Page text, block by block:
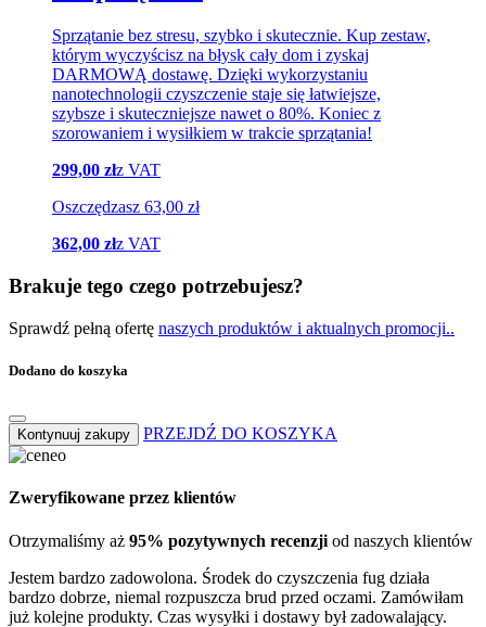
Sprzątanie bez stresu, szybko i skutecznie. Kup zestaw,
którym wyczyścisz na błysk cały dom i zyskaj
DARMOWĄ dostawę. Dzięki wykorzystaniu
nanotechnologii czyszczenie staje się łatwiejsze,
szybsze i skuteczniejsze nawet o 80%. Koniec z
szorowaniem i wysiłkiem w trakcie sprzątania!
299,00 złz VAT
Oszczędzasz 63,00 zł
362,00 złz VAT
Brakuje tego czego potrzebujesz?
Sprawdź pełną ofertę naszych produktów i aktualnych promocji..
Dodano do koszyka
Kontynuuj zakupy PRZEJDŹ DO KOSZYKA
Zweryfikowane przez klientów
Otrzymaliśmy aż 95% pozytywnych recenzji od naszych klientów
Jestem bardzo zadowolona. Środek do czyszczenia fug działa
bardzo dobrze, niemal rozpuszcza brud przed oczami. Zamówiłam
już kolejne produkty. Czas wysyłki i dostawy był zadowalający.